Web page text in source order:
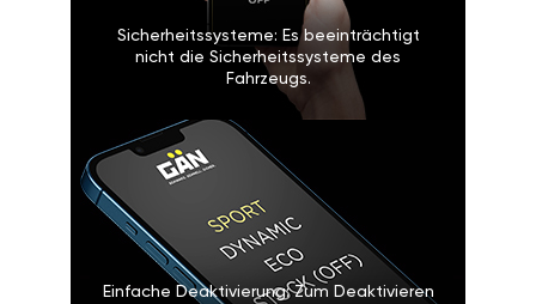
Sicherheitssysteme: Es beeinträchtigt
nicht die Sicherheitssysteme des
Fahrzeugs.
Einfache Deaktivierung: Zum Deaktivieren